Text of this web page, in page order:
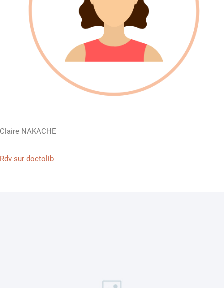
Claire NAKACHE
Rdv sur doctolib